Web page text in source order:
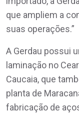
que ampliem a
suas operações.”
A Gerdau possui
laminação no
Caucaia, que
planta de
fabricação de